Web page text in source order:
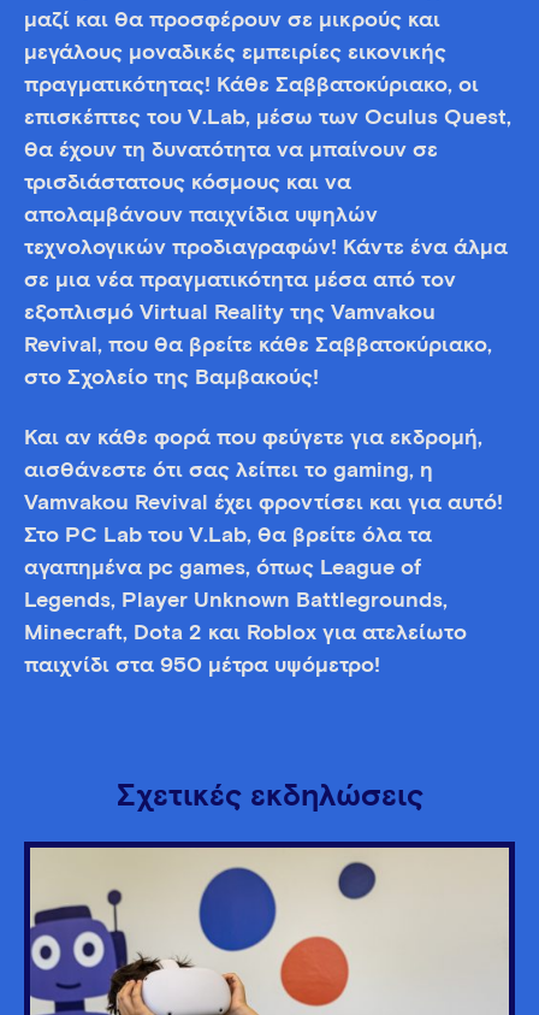
μαζί και θα προσφέρουν σε μικρούς και
μεγάλους μοναδικές εμπειρίες εικονικής
πραγματικότητας! Κάθε Σαββατοκύριακο, οι
επισκέπτες του V.Lab, μέσω των Oculus Quest,
θα έχουν τη δυνατότητα να μπαίνουν σε
τρισδιάστατους κόσμους και να
απολαμβάνουν παιχνίδια υψηλών
τεχνολογικών προδιαγραφών! Κάντε ένα άλμα
σε μια νέα πραγματικότητα μέσα από τον
εξοπλισμό Virtual Reality της Vamvakou
Revival, που θα βρείτε κάθε Σαββατοκύριακο,
στο Σχολείο της Βαμβακούς!
Και αν κάθε φορά που φεύγετε για εκδρομή,
αισθάνεστε ότι σας λείπει το gaming, η
Vamvakou Revival έχει φροντίσει και για αυτό!
Στο PC Lab του V.Lab, θα βρείτε όλα τα
αγαπημένα pc games, όπως League of
Legends, Player Unknown Battlegrounds,
Minecraft, Dota 2 και Roblox για ατελείωτο
παιχνίδι στα 950 μέτρα υψόμετρο!
Σχετικές εκδηλώσεις